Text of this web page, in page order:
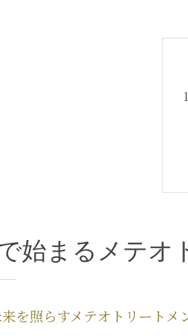
始まるメテオ
を照らすメテオトリートメ